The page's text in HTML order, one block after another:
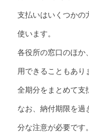
支払いはいくつかの
使います。
各役所の窓口のほか
用できることもあり
全期分をまとめて支
なお、納付期限を過
分な注意が必要です。